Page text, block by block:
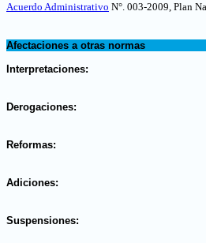
Acuerdo Administrativo N°. 003-2009, Plan
Afectaciones a otras normas
Interpretaciones:
Derogaciones:
Reformas:
Adiciones:
Suspensiones: